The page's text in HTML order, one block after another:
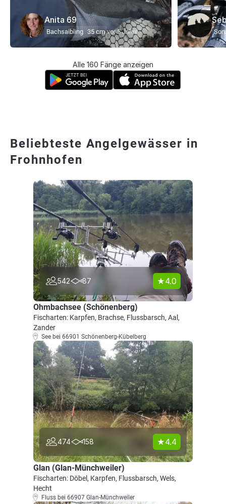
Anita 69
Bachsaibling 35 cm vor 5 Jahre
Alle 160 Fänge anzeigen
Beliebteste Angelgewässer in
Frohnhofen
542 87 4.0
Ohmbachsee (Schönenberg)
Fischarten: Karpfen, Brachse, Flussbarsch, Aal,
Zander
See bei 66901 Schönenberg-Kübelberg
474 158 4.4
Glan (Glan-Münchweiler)
Fischarten: Döbel, Karpfen, Flussbarsch, Wels,
Hecht
Fluss bei 66907 Glan-Münchweiler